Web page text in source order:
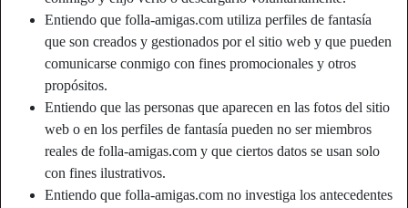
Entiendo que folla-amigas.com utiliza perfiles de fantasía
que son creados y gestionados por el sitio web y que pueden
comunicarse conmigo con fines promocionales y otros
propósitos.
Entiendo que las personas que aparecen en las fotos del sitio
web o en los perfiles de fantasía pueden no ser miembros
reales de folla-amigas.com y que ciertos datos se usan solo
con fines ilustrativos.
Entiendo que folla-amigas.com no investiga los antecedentes
Edad:
29
País:
España
Provincia:
Málaga
Género:
Sexualidad:
Hetero
Color de cabello:
Rubio
Color de ojos:
Peso:
55 Kg